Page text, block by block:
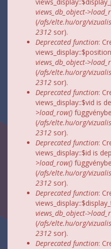
views_db_object-
(/afs/elte.hu/org/
2312 sor).
Deprecated function:
views_db_object-
(/afs/elte.hu/org/
2312 sor).
Deprecated function:
views_display::$vid is
>load_row()
(/afs/elte.hu/org/
2312 sor).
Deprecated function:
views_display::$id is
>load_row()
(/afs/elte.hu/org/
2312 sor).
Deprecated function:
views_db_object-
(/afs/elte.hu/org/
2312 sor).
Deprecated function: